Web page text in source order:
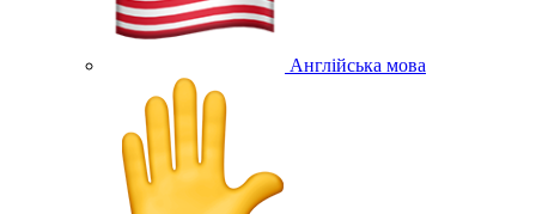
Англійська мова